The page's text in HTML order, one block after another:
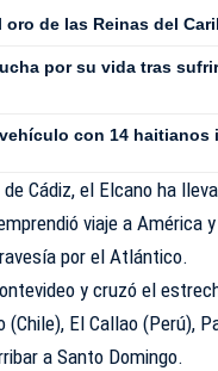
de las Reinas del
por su vida tras
con 14 haitianos
Cádiz, el Elcano ha
viaje a América
por el Atlántico.
y cruzó el
El Callao (Perú),
a Santo Domingo.